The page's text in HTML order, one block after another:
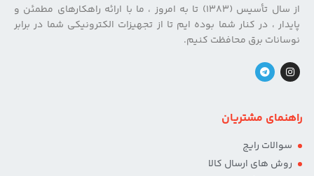
از سال تأسیس (۱۳۸۳) تا به امروز ، ما با ارائه راهکارهای مطمئن و
پایدار ، در کنار شما بوده ایم تا از تجهیزات الکترونیکی شما در برابر
نوسانات برق محافظت کنیم.
راهنمای مشتریان
سوالات رایج
روش های ارسال کالا